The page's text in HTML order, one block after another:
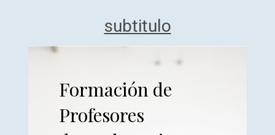
subtitulo
Formación de
Profesores